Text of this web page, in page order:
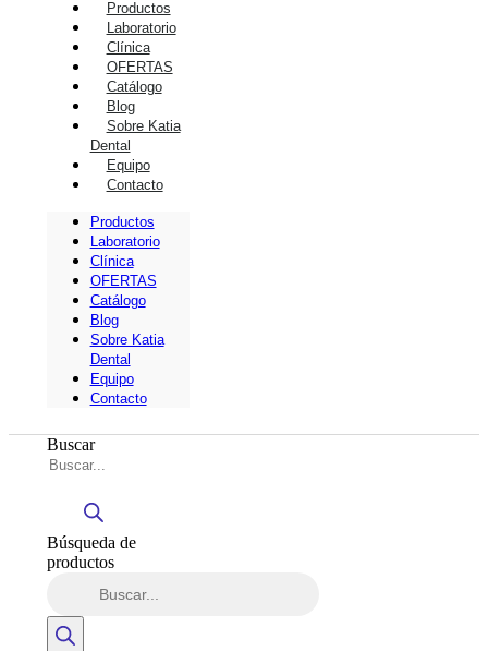
Productos
Laboratorio
Clínica
OFERTAS
Catálogo
Blog
Sobre Katia
Dental
Equipo
Contacto
Productos
Laboratorio
Clínica
OFERTAS
Catálogo
Blog
Sobre Katia
Dental
Equipo
Contacto
Buscar
Búsqueda de
productos